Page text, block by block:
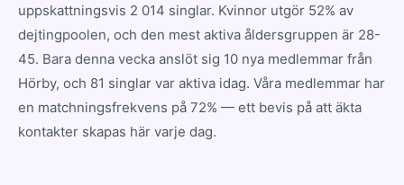
uppskattningsvis 2 014 singlar. Kvinnor utgör 52% av
dejtingpoolen, och den mest aktiva åldersgruppen är 28-
45. Bara denna vecka anslöt sig 10 nya medlemmar från
Hörby, och 81 singlar var aktiva idag. Våra medlemmar har
en matchningsfrekvens på 72% — ett bevis på att äkta
kontakter skapas här varje dag.